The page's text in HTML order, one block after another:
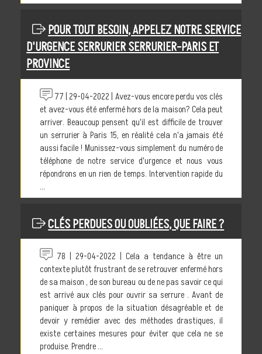
POUR TOUT BESOIN, APPELEZ NOTRE SERVICE
D'URGENCE SERRURIER SERRURIER-PARIS ET
PROVINCE
77 | 29-04-2022 | Avez-vous encore perdu vos clés
et avez-vous été enfermé hors de la maison? Cela peut
arriver. Beaucoup pensent qu'il est difficile de trouver
un serrurier à Paris 15, en réalité cela n'a jamais été
aussi facile ! Munissez-vous simplement du numéro de
téléphone de notre service d'urgence et nous vous
répondrons en un rien de temps. Intervention rapide du
...
CLÉS PERDUES OU OUBLIÉES, QUE FAIRE ?
78 | 29-04-2022 | Cela a tendance à être un
contexte plutôt frustrant de se retrouver enfermé hors
de sa maison , de son bureau ou de ne pas savoir ce qui
est arrivé aux clés pour ouvrir sa serrure . Avant de
paniquer à propos de la situation désagréable et de
devoir y remédier avec des méthodes drastiques, il
existe certaines mesures pour éviter que cela ne se
produise. Prendre ...